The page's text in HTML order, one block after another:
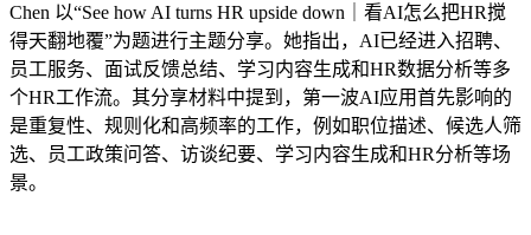
Chen 以“See how AI turns HR upside down｜看AI怎么把HR搅
得天翻地覆”为题进行主题分享。她指出，AI已经进入招聘、
员工服务、面试反馈总结、学习内容生成和HR数据分析等多
个HR工作流。其分享材料中提到，第一波AI应用首先影响的
是重复性、规则化和高频率的工作，例如职位描述、候选人筛
选、员工政策问答、访谈纪要、学习内容生成和HR分析等场
景。